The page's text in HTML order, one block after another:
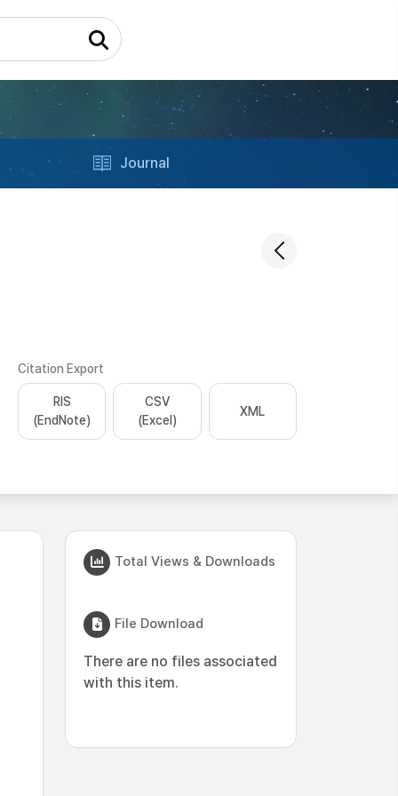
Journal
Citation Export
RIS
(EndNote)
CSV
(Excel)
XML
Total Views & Downloads
File Download
There are no files associated
with this item.